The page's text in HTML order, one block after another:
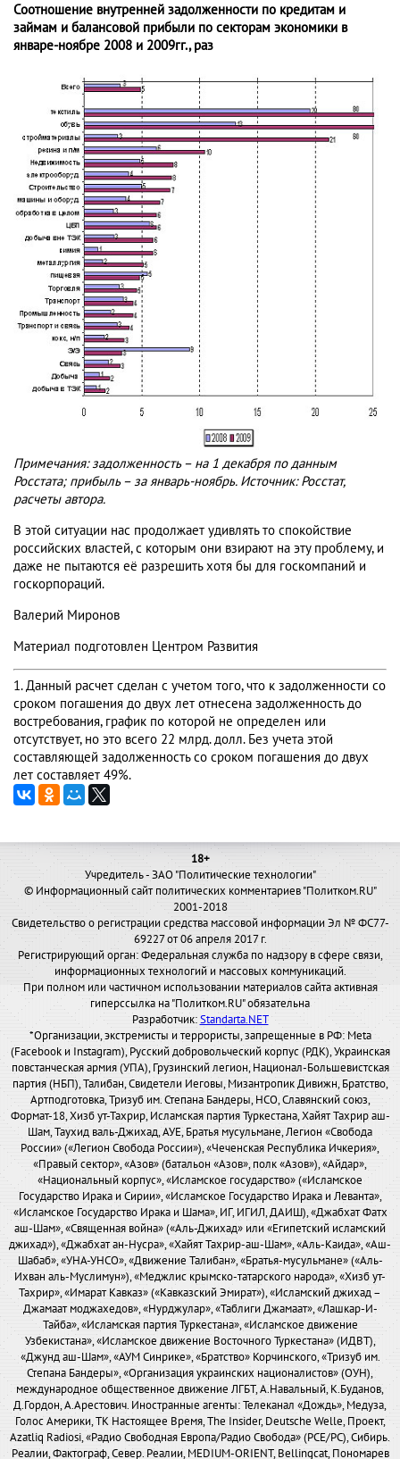
Соотношение внутренней задолженности по кредитам и
займам и балансовой прибыли по секторам экономики в
январе-ноябре 2008 и 2009гг., раз
Примечания: задолженность – на 1 декабря по данным
Росстата; прибыль – за январь-ноябрь. Источник: Росстат,
расчеты автора.
В этой ситуации нас продолжает удивлять то спокойствие
российских властей, с которым они взирают на эту проблему, и
даже не пытаются её разрешить хотя бы для госкомпаний и
госкорпораций.
Валерий Миронов
Материал подготовлен Центром Развития
1. Данный расчет сделан с учетом того, что к задолженности со
сроком погашения до двух лет отнесена задолженность до
востребования, график по которой не определен или
отсутствует, но это всего 22 млрд. долл. Без учета этой
составляющей задолженность со сроком погашения до двух
лет составляет 49%.
18+
Учредитель - ЗАО "Политические технологии"
© Информационный сайт политических комментариев "Политком.RU"
2001-2018
Свидетельство о регистрации средства массовой информации Эл № ФС77-
69227 от 06 апреля 2017 г.
Регистрирующий орган: Федеральная служба по надзору в сфере связи,
информационных технологий и массовых коммуникаций.
При полном или частичном использовании материалов сайта активная
гиперссылка на "Политком.RU" обязательна
Разработчик:Standarta.NET
*Организации, экстремисты и террористы, запрещенные в РФ: Meta
(Facebook и Instagram), Русский добровольческий корпус (РДК), Украинская
повстанческая армия (УПА), Грузинский легион, Национал-Большевистская
партия (НБП), Талибан, Свидетели Иеговы, Мизантропик Дивижн, Братство,
Артподготовка, Тризуб им. Степана Бандеры, НСО, Славянский союз,
Формат-18, Хизб ут-Тахрир, Исламская партия Туркестана, Хайят Тахрир аш-
Шам, Таухид валь-Джихад, АУЕ, Братья мусульмане, Легион «Свобода
России» («Легион Свобода России»), «Чеченская Республика Ичкерия»,
«Правый сектор», «Азов» (батальон «Азов», полк «Азов»), «Айдар»,
«Национальный корпус», «Исламское государство» («Исламское
Государство Ирака и Сирии», «Исламское Государство Ирака и Леванта»,
«Исламское Государство Ирака и Шама», ИГ, ИГИЛ, ДАИШ), «Джабхат Фатх
аш-Шам», «Священная война» («Аль-Джихад» или «Египетский исламский
джихад»), «Джабхат ан-Нусра», «Хайят Тахрир-аш-Шам», «Аль-Каида», «Аш-
Шабаб», «УНА-УНСО», «Движение Талибан», «Братья-мусульмане» («Аль-
Ихван аль-Муслимун»), «Меджлис крымско-татарского народа», «Хизб ут-
Тахрир», «Имарат Кавказ» («Кавказский Эмират»), «Исламский джихад –
Джамаат моджахедов», «Нурджулар», «Таблиги Джамаат», «Лашкар-И-
Тайба», «Исламская партия Туркестана», «Исламское движение
Узбекистана», «Исламское движение Восточного Туркестана» (ИДВТ),
«Джунд аш-Шам», «АУМ Синрике», «Братство» Корчинского, «Тризуб им.
Степана Бандеры», «Организация украинских националистов» (ОУН),
международное общественное движение ЛГБТ, А.Навальный, К.Буданов,
Д.Гордон, А.Арестович. Иностранные агенты: Телеканал «Дождь», Медуза,
Голос Америки, ТК Настоящее Время, The Insider, Deutsche Welle, Проект,
Azatliq Radiosi, «Радио Свободная Европа/Радио Свобода» (PCE/PC), Сибирь.
Реалии, Фактограф, Север. Реалии, MEDIUM-ORIENT, Bellingcat, Пономарев